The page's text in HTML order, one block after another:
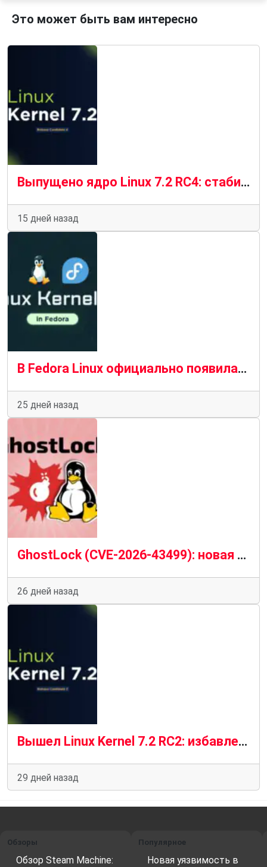
Это может быть вам интересно
Выпущено ядро ​​Linux 7.2 RC4: стабильный прогресс в условиях «новой нормальности»
15 дней назад
В Fedora Linux официально появилась версия ядра Linux 7.1
25 дней назад
GhostLock (CVE-2026-43499): новая опасная уязвимость ядра Linux и риск локального получения root-доступа
26 дней назад
Вышел Linux Kernel 7.2 RC2: избавление от «монструозных заголовков»
29 дней назад
Обзоры
Обзор Steam Machine:
Популярное
Новая уязвимость в